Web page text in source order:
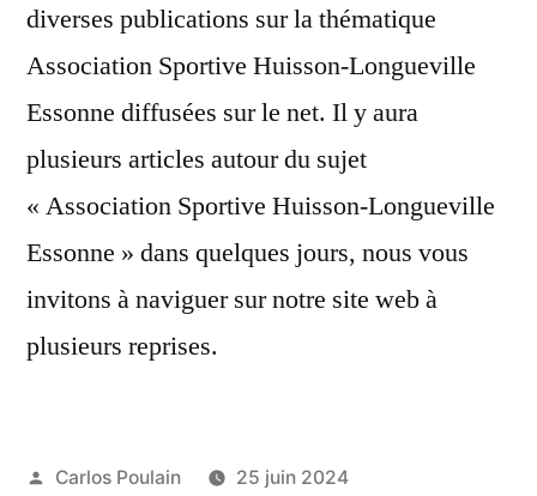
diverses publications sur la thématique
Association Sportive Huisson-Longueville
Essonne diffusées sur le net. Il y aura
plusieurs articles autour du sujet
« Association Sportive Huisson-Longueville
Essonne » dans quelques jours, nous vous
invitons à naviguer sur notre site web à
plusieurs reprises.
Publié
Carlos Poulain
25 juin 2024